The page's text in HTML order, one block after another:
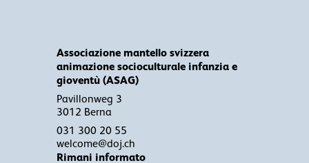
Associazione mantello svizzera
animazione socioculturale infanzia e
gioventù (ASAG)
Pavillonweg 3
3012 Berna
031 300 20 55
welcome@doj.ch
Rimani informato